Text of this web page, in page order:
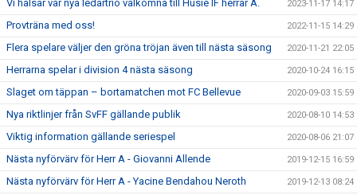
Vi hälsar vår nya ledartrio välkomna till Husie IF herrar A. 2023-11-17 14:17
Provträna med oss! 2022-11-15 14:29
Flera spelare väljer den gröna tröjan även till nästa säsong 2020-11-21 22:05
Herrarna spelar i division 4 nästa säsong 2020-10-24 16:15
Slaget om täppan – bortamatchen mot FC Bellevue 2020-09-03 15:59
Nya riktlinjer från SvFF gällande publik 2020-08-10 14:53
Viktig information gällande seriespel 2020-08-06 21:07
Nästa nyförvärv för Herr A - Giovanni Allende 2019-12-15 16:59
Nästa nyförvärv för Herr A - Yacine Bendahou Neroth 2019-12-13 08:24